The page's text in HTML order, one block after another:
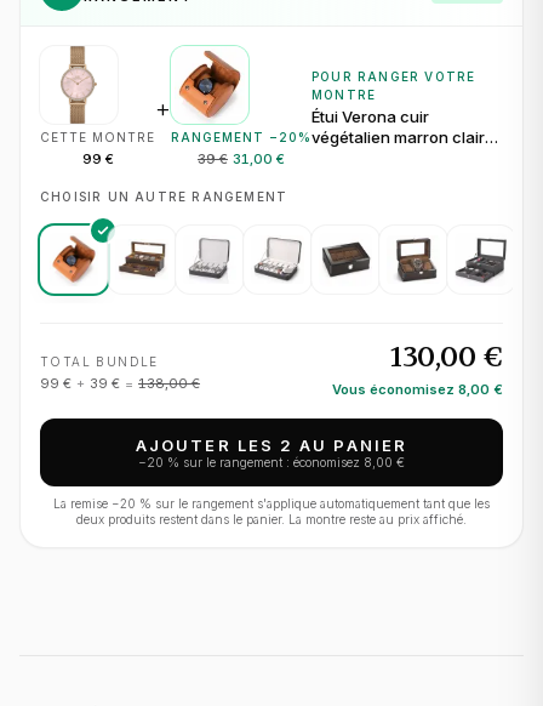
CETTE MONTRE
99 €
+
RANGEMENT − 20 %
39 € 31,00 €
POUR RANGER VOTRE
MONTRE
Étui Verona cuir
végétalien marron clair
CHOISIR UN AUTRE RANGEMENT
TOTAL BUNDLE
99 € + 39 € = 138,00 €
130,00 €
Vous économisez 8,00 €
AJOUTER LES 2 AU PANIER
−20 % sur le rangement : économisez 8,00 €
La remise −20 % sur le rangement s'applique automatiquement tant que les
deux produits restent dans le panier. La montre reste au prix affiché.